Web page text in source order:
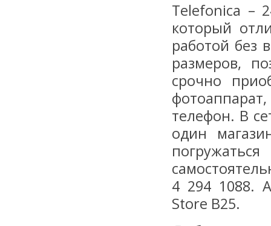
Telefonica –
который
работой без
размеров,
срочно
телефон. В
один
4 294 1088.
Store B25.